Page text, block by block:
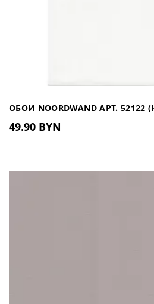
ОБОИ NOORDWAND АРТ.
49.90 BYN